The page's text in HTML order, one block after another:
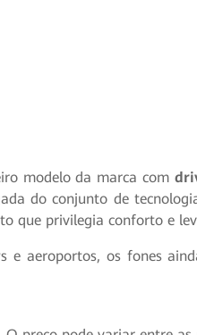
modelo da marca com
do conjunto de
que privilegia conforto e
e aeroportos, os fones